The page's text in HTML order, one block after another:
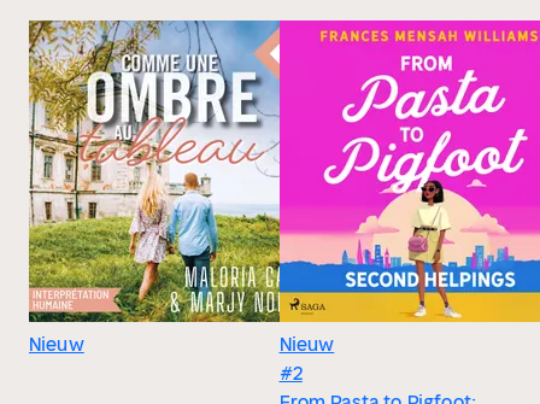
Nieuw
Nieuw
#2